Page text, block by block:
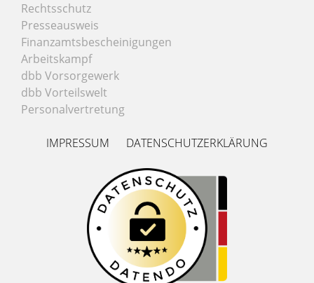
Rechtsschutz
Presseausweis
Finanzamtsbescheinigungen
Arbeitskampf
dbb Vorsorgewerk
dbb Vorteilswelt
Personalvertretung
IMPRESSUM DATENSCHUTZERKLÄRUNG